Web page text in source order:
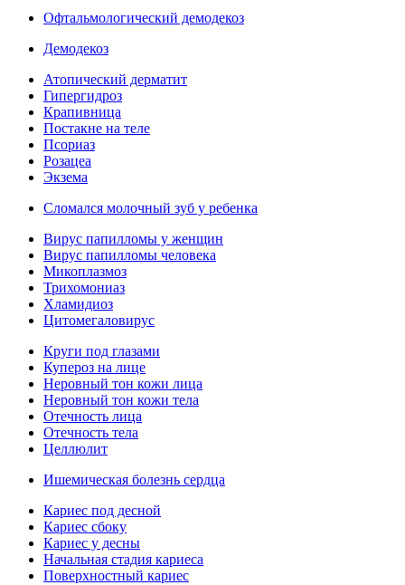
Офтальмологический демодекоз
Демодекоз
Атопический дерматит
Гипергидроз
Крапивница
Постакне на теле
Псориаз
Розацеа
Экзема
Сломался молочный зуб у ребенка
Вирус папилломы у женщин
Вирус папилломы человека
Микоплазмоз
Трихомониаз
Хламидиоз
Цитомегаловирус
Круги под глазами
Купероз на лице
Неровный тон кожи лица
Неровный тон кожи тела
Отечность лица
Отечность тела
Целлюлит
Ишемическая болезнь сердца
Кариес под десной
Кариес сбоку
Кариес у десны
Начальная стадия кариеса
Поверхностный кариес